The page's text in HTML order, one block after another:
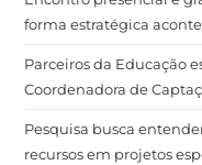
forma estratégica
Parceiros da Educação
Coordenadora de
Pesquisa busca
recursos em projetos